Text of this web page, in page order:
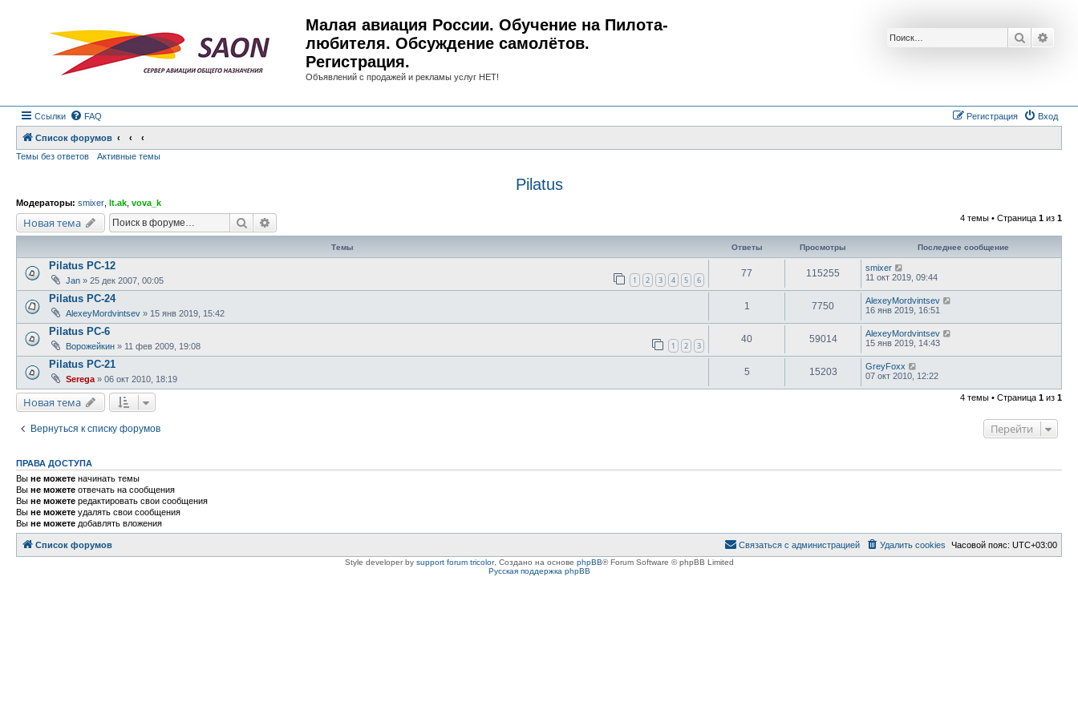
Малая авиация России. Обучение на Пилота-
любителя. Обсуждение самолётов.
Регистрация.
Объявлений с продажей и рекламы услуг НЕТ!
Поиск
Ссылки FAQ Вход
Регистрация
Список форумов
Темы без ответов
Активные темы
Pilatus
Модераторы: smixer lt.ak vova_k
Новая тема Поиск 4 темы • Страница 1 из 1
Темы Ответы Просмотры Последнее сообщение
Pilatus PC-12
Jan » 25 дек 2007, 00:05 1 2 3 4 5 6
77 115255
smixer
11 окт 2019, 09:44
Pilatus PC-24
AlexeyMordvintsev » 15 янв 2019, 15:42
1 7750
AlexeyMordvintsev
16 янв 2019, 16:51
Pilatus PC-6
Ворожейкин » 11 фев 2009, 19:08 1 2 3
40 59014
AlexeyMordvintsev
15 янв 2019, 14:43
Pilatus PC-21
Serega » 06 окт 2010, 18:19
5 15203
GreyFoxx
07 окт 2010, 12:22
Новая тема 4 темы • Страница 1 из 1
Вернуться к списку форумов Перейти
ПРАВА ДОСТУПА
Вы не можете начинать темы
Вы не можете отвечать на сообщения
Вы не можете редактировать свои сообщения
Вы не можете удалять свои сообщения
Вы не можете добавлять вложения
Список форумов Часовой пояс: UTC+03:00
Удалить cookies
Связаться с администрацией
Style developer by support forum tricolor, Создано на основе phpBB® Forum Software © phpBB Limited
Русская поддержка phpBB